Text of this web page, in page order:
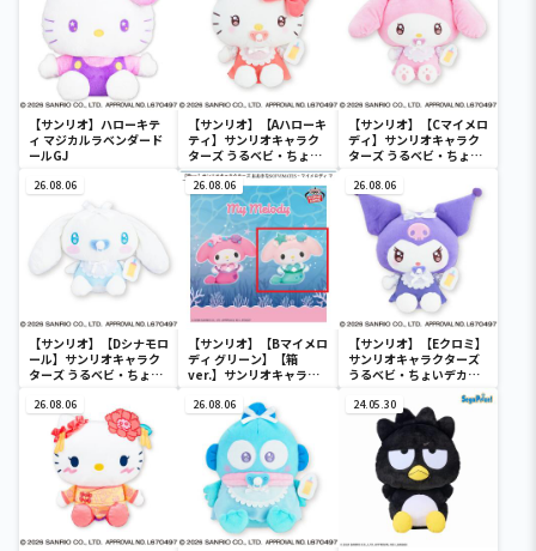
【サンリオ】ハローキテ
ィ マジカルラベンダード
ールGJ
【サンリオ】【Aハローキ
ティ】サンリオキャラク
ターズ うるベビ・ちょい
デカドール
【サンリオ】【Cマイメロ
ディ】サンリオキャラク
ターズ うるベビ・ちょい
26.08.06
【サンリオ】【Dシナモロ
ール】サンリオキャラク
ターズ うるベビ・ちょい
26.08.06
【サンリオ】【Bマイメロ
ディ グリーン】【箱
ver.】サンリオキャラク
SOFVIMATES～マイメロ
ディ マーメイドver. ～
26.08.06
【サンリオ】【Eクロミ】
サンリオキャラクターズ
うるベビ・ちょいデカド
26.08.06 26.08.06 24.05.30